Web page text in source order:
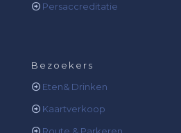
Persaccreditatie
Bezoekers
Eten& Drinken
Kaartverkoop